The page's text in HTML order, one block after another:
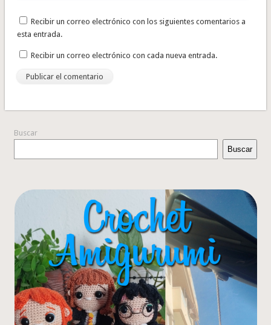
Recibir un correo electrónico con los siguientes comentarios a
esta entrada.
Recibir un correo electrónico con cada nueva entrada.
Buscar
Buscar